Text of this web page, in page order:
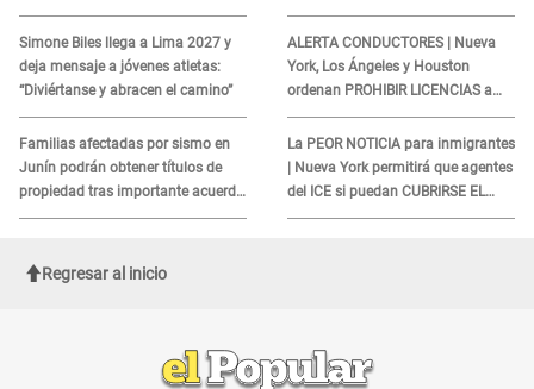
Simone Biles llega a Lima 2027 y
deja mensaje a jóvenes atletas:
“Diviértanse y abracen el camino”
Familias afectadas por sismo en
Junín podrán obtener títulos de
propiedad tras importante acuerdo
de Cofopri
ALERTA CONDUCTORES | Nueva
York, Los Ángeles y Houston
ordenan PROHIBIR LICENCIAS a
quienes no presenten ESTE
DOCUMENTO
La PEOR NOTICIA para inmigrantes
| Nueva York permitirá que agentes
del ICE si puedan CUBRIRSE EL
ROSTRO
Regresar al inicio